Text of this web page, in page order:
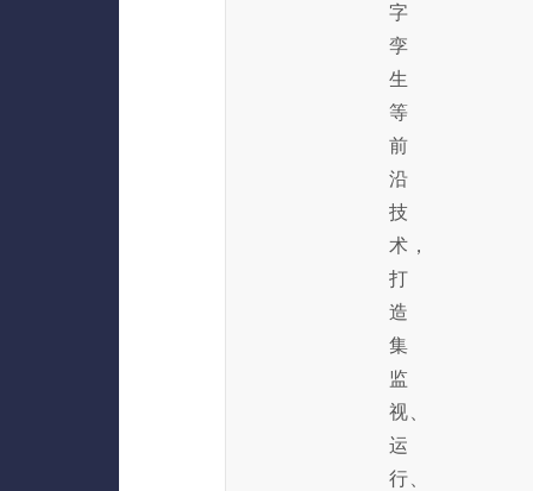
字
孪
生
等
前
沿
技
术，
打
造
集
监
视、
运
行、